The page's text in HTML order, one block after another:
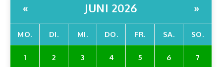
« JUNI 2026 »
MO. DI. MI. DO. FR. SA. SO.
1 2 3 4 5 6 7